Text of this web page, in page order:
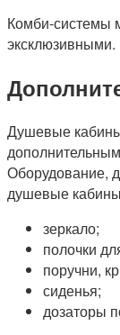
Комби-системы
эксклюзивными.
Душевые
Оборудование,
душевые
зеркало;
полочки
поручни,
сиденья;
дозаторы